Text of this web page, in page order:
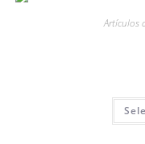
Artículos